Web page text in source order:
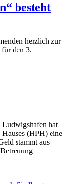
besteht
herzlich zur
den 3.
Ludwigshafen hat
(HPH) eine
stammt aus